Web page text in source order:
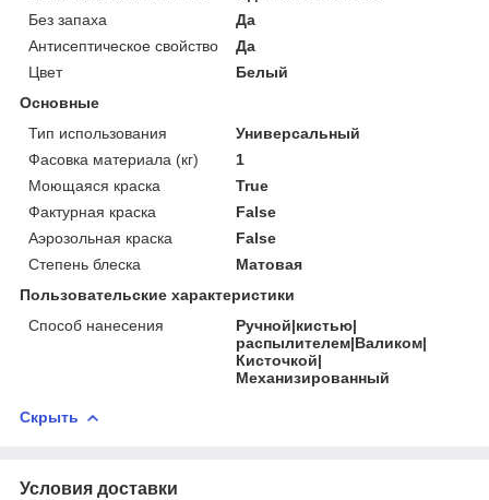
Без запаха
Да
Антисептическое свойство
Да
Цвет
Белый
Основные
Тип использования
Универсальный
Фасовка материала (кг)
1
Моющаяся краска
True
Фактурная краска
False
Аэрозольная краска
False
Степень блеска
Матовая
Пользовательские характеристики
Способ нанесения
Ручной|кистью|
распылителем|Валиком|
Кисточкой|
Механизированный
Скрыть
Условия доставки